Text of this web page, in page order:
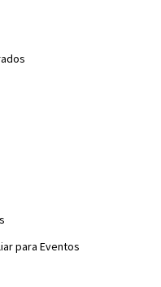
para Eventos